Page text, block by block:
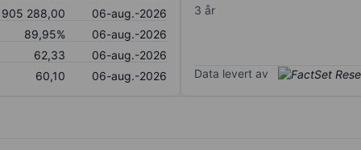
905 288,00
06-aug.-2026
89,95%
06-aug.-2026
62,33
06-aug.-2026
60,10
06-aug.-2026
3 år
Data levert av